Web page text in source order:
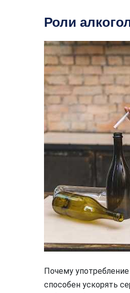
Роли
Почему
способен ускорять